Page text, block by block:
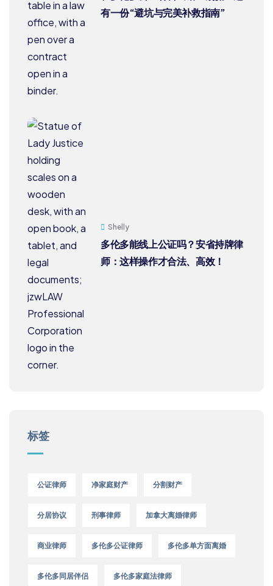
有一份“避坑与完美补救指南”
Shelly
多伦多能线上公证吗？安省持牌律
师：这样操作才合法、高效！
标签
公证律师 净家庭财产 分割财产
分居协议 刑事律师 加拿大离婚律师
商业律师 多伦多公证律师 多伦多单方面离婚
多伦多同居伴侣 多伦多家庭法律师